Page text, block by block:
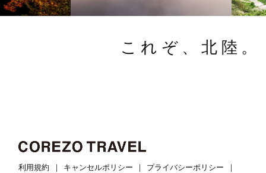
これぞ、北陸。
利用規約 キャンセルポリシー
プライバシーポリシー